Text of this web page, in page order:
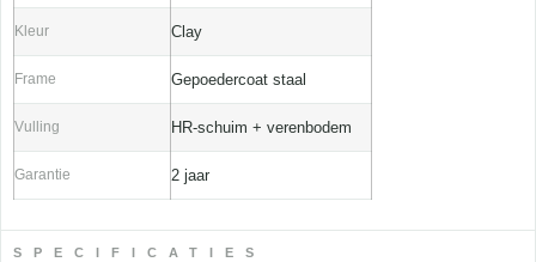
Kleur Clay
Frame Gepoedercoat staal
Vulling HR-schuim + verenbodem
Garantie 2 jaar
SPECIFICATIES